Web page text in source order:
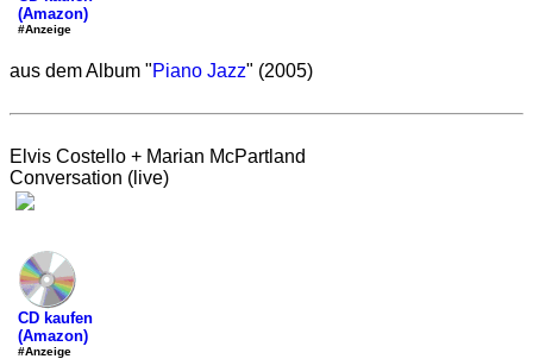
(Amazon)
#Anzeige
aus dem Album "Piano Jazz" (2005)
Elvis Costello + Marian McPartland
Conversation (live)
CD kaufen
(Amazon)
#Anzeige